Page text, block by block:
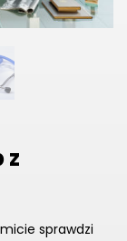
z
sprawdzi